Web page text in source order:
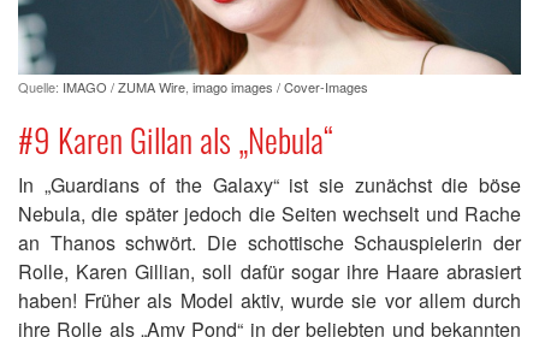
Quelle: IMAGO / ZUMA Wire imago images / Cover-Images
#9 Karen Gillan als „Nebula“
In „Guardians of the Galaxy“ ist sie zunächst die böse
Nebula, die später jedoch die Seiten wechselt und Rache
an Thanos schwört. Die schottische Schauspielerin der
Rolle, Karen Gillian, soll dafür sogar ihre Haare abrasiert
haben! Früher als Model aktiv, wurde sie vor allem durch
ihre Rolle als „Amy Pond“ in der beliebten und bekannten